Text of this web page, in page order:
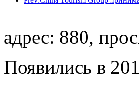
адрес: 880,
Появились в